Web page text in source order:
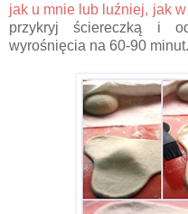
jak u mnie lub luźniej, jak
przykryj ściereczką i
wyrośnięcia na 60-90 minut.